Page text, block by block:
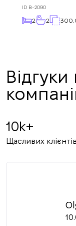
ID B-2090
2 2
Відгуки
10k+
Щасливих клієнтів
UKRAINE
+380
+380